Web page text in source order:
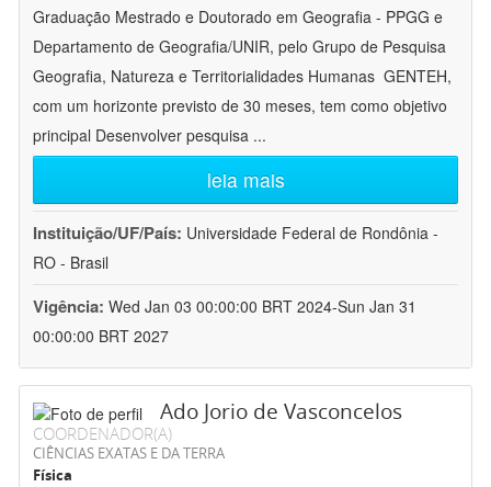
Graduação Mestrado e Doutorado em Geografia - PPGG e
Departamento de Geografia/UNIR, pelo Grupo de Pesquisa
Geografia, Natureza e Territorialidades Humanas  GENTEH,
com um horizonte previsto de 30 meses, tem como objetivo
principal Desenvolver pesquisa ...
leia mais
Instituição/UF/País: Universidade Federal de Rondônia -
RO - Brasil
Vigência: Wed Jan 03 00:00:00 BRT 2024-Sun Jan 31
00:00:00 BRT 2027
Ado Jorio de Vasconcelos
COORDENADOR(A)
CIÊNCIAS EXATAS E DA TERRA
Física